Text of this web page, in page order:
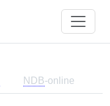
NDB-online